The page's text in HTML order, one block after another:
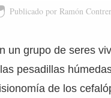
Publicado por Ramón
un grupo de seres
pesadillas
de los